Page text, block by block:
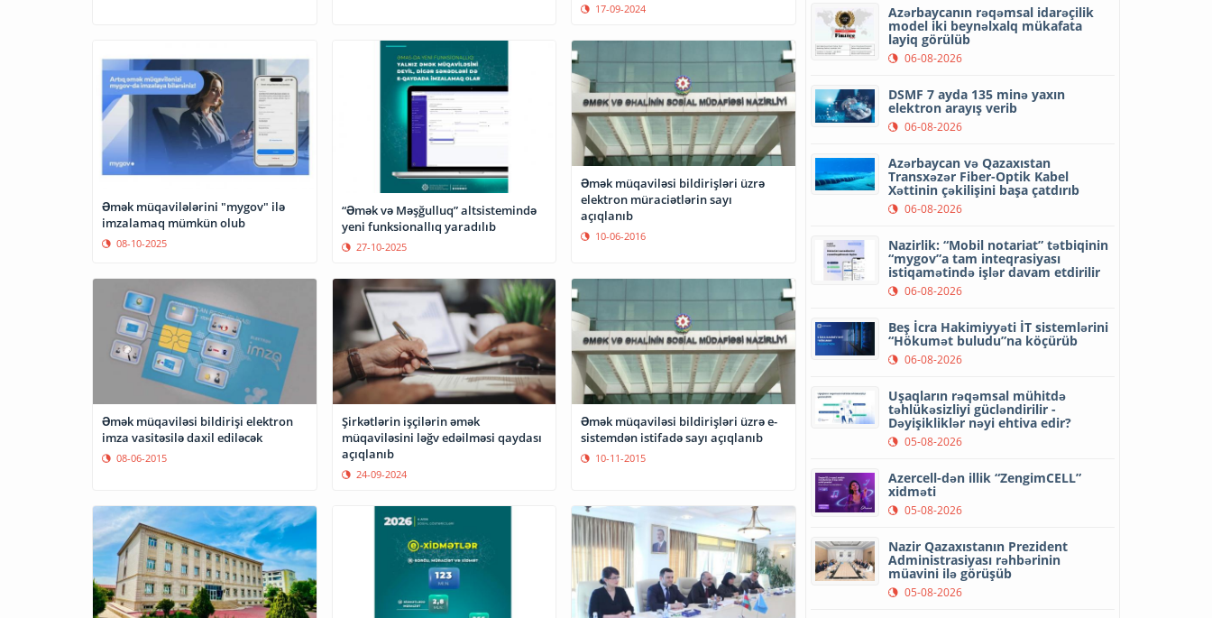
17-09-2024
Əmək müqavilələrini "mygov" ilə
imzalamaq mümkün olub
08-10-2025
“Əmək və Məşğulluq” altsistemində
yeni funksionallıq yaradılıb
27-10-2025
Əmək müqaviləsi bildirişləri üzrə
elektron müraciətlərin sayı
açıqlanıb
10-06-2016
Əmək müqaviləsi bildirişi elektron
imza vasitəsilə daxil ediləcək
08-06-2015
Şirkətlərin işçilərin əmək
müqaviləsini ləğv edəilməsi qaydası
açıqlanıb
24-09-2024
Əmək müqaviləsi bildirişləri üzrə e-
sistemdən istifadə sayı açıqlanıb
10-11-2015
Azərbaycanın rəqəmsal idarəçilik
model iki beynəlxalq mükafata
layiq görülüb
06-08-2026
DSMF 7 ayda 135 minə yaxın
elektron arayış verib
06-08-2026
Azərbaycan və Qazaxıstan
Transxəzər Fiber-Optik Kabel
Xəttinin çəkilişini başa çatdırıb
06-08-2026
Nazirlik: “Mobil notariat” tətbiqinin
“mygov”a tam inteqrasiyası
istiqamətində işlər davam etdirilir
06-08-2026
Beş İcra Hakimiyyəti İT sistemlərini
“Hökumət buludu”na köçürüb
06-08-2026
Uşaqların rəqəmsal mühitdə
təhlükəsizliyi gücləndirilir -
Dəyişikliklər nəyi ehtiva edir?
05-08-2026
Azercell-dən illik “ZengimCELL”
xidməti
05-08-2026
Nazir Qazaxıstanın Prezident
Administrasiyası rəhbərinin
müavini ilə görüşüb
05-08-2026